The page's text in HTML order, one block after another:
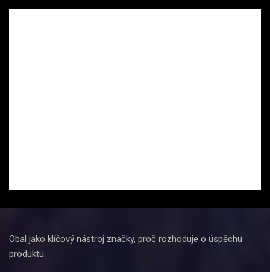
Obal jako klíčový nástroj značky, proč rozhoduje o úspěchu
produktu